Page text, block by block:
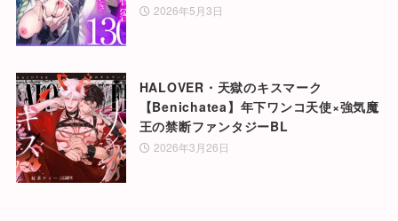
2026年5月3日
HALOVER・天獄のキスマーク
【Benichatea】年下ワンコ天使×強気魔
王の禁断ファンタジーBL
2026年3月26日